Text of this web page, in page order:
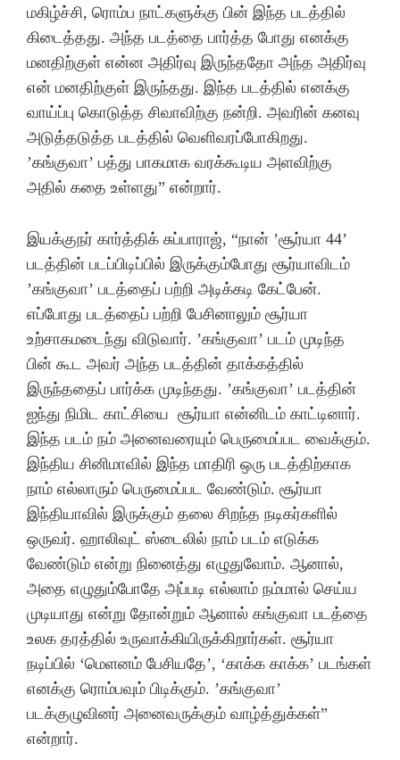
மகிழ்ச்சி, ரொம்ப நாட்களுக்கு பின் இந்த படத்தில்
கிடைத்தது. அந்த படத்தை பார்த்த போது எனக்கு
மனதிற்குள் என்ன அதிர்வு இருந்ததோ அந்த அதிர்வு
என் மனதிற்குள் இருந்தது. இந்த படத்தில் எனக்கு
வாய்ப்பு கொடுத்த சிவாவிற்கு நன்றி. அவரின் கனவு
அடுத்தடுத்த படத்தில் வெளிவரப்போகிறது.
’கங்குவா’ பத்து பாகமாக வரக்கூடிய அளவிற்கு
அதில் கதை உள்ளது” என்றார்.
இயக்குநர் கார்த்திக் சுப்பாராஜ், “நான் ’சூர்யா 44’
படத்தின் படப்பிடிப்பில் இருக்கும்போது சூர்யாவிடம்
’கங்குவா’ படத்தைப் பற்றி அடிக்கடி கேட்பேன்.
எப்போது படத்தைப் பற்றி பேசினாலும் சூர்யா
உற்சாகமடைந்து விடுவார். ’கங்குவா’ படம் முடிந்த
பின் கூட அவர் அந்த படத்தின் தாக்கத்தில்
இருந்ததைப் பார்க்க முடிந்தது. ’கங்குவா’ படத்தின்
ஐந்து நிமிட காட்சியை சூர்யா என்னிடம் காட்டினார்.
இந்த படம் நம் அனைவரையும் பெருமைப்பட வைக்கும்.
இந்திய சினிமாவில் இந்த மாதிரி ஒரு படத்திற்காக
நாம் எல்லாரும் பெருமைப்பட வேண்டும். சூர்யா
இந்தியாவில் இருக்கும் தலை சிறந்த நடிகர்களில்
ஒருவர். ஹாலிவுட் ஸ்டைலில் நாம் படம் எடுக்க
வேண்டும் என்று நினைத்து எழுதுவோம். ஆனால்,
அதை எழுதும்போதே அப்படி எல்லாம் நம்மால் செய்ய
முடியாது என்று தோன்றும் ஆனால் கங்குவா படத்தை
உலக தரத்தில் உருவாக்கியிருக்கிறார்கள். சூர்யா
நடிப்பில் ‘மெளனம் பேசியதே’, ‘காக்க காக்க’ படங்கள்
எனக்கு ரொம்பவும் பிடிக்கும். ’கங்குவா’
படக்குழுவினர் அனைவருக்கும் வாழ்த்துக்கள்”
என்றார்.